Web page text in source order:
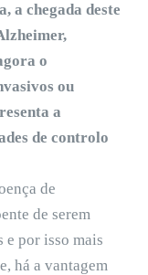
a chegada deste
o
ou
a
de controlo
de
de serem
e por isso mais
há a vantagem